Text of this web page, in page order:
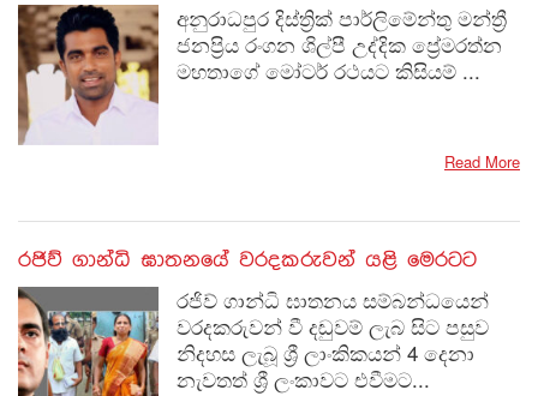
අනුරාධපුර දිස්ත්‍රික් පාර්ලිමේන්තු මන්ත්‍රී
ජනප්‍රිය රංගන ශිල්පී උද්දික ප්‍රේමරත්න
මහතාගේ මෝටර් රථයට කිසියම් ...
Read More
රජිව් ගාන්ධි ඝාතනයේ වරදකරුවන් යළි මෙරටට
රජිව් ගාන්ධි ඝාතනය සම්බන්ධයෙන්
වරදකරුවන් වී දඬුවම් ලැබ සිට පසුව
නිදහස ලැබූ ශ්‍රී ලාංකිකයන් 4 දෙනා
නැවතත් ශ්‍රී ලංකාවට එවීමට...